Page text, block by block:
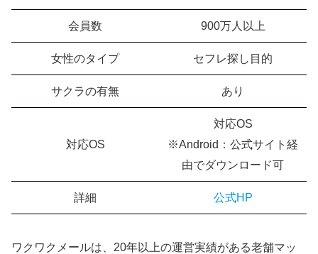
会員数 900万人以上
女性のタイプ セフレ探し目的
サクラの有無 あり
対応OS
対応OS
※Android：公式サイト経
由でダウンロード可
詳細 公式HP
ワクワクメールは、20年以上の運営実績がある老舗マッ